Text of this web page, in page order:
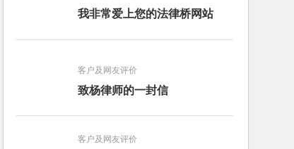
我非常爱上您的法律桥网站
客户及网友评价
致杨律师的一封信
客户及网友评价